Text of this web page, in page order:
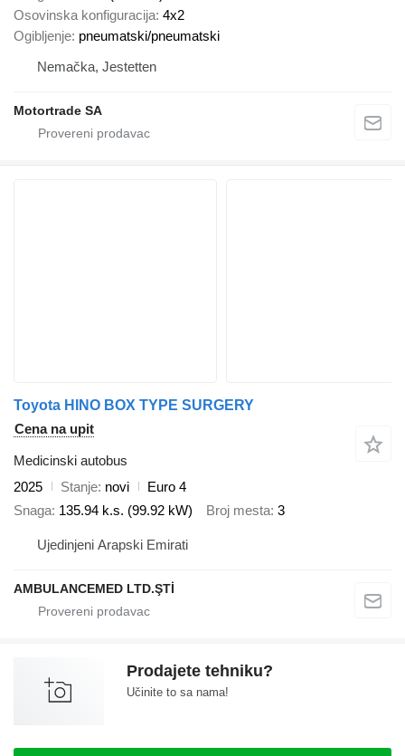
Osovinska konfiguracija 4x2
Ogibljenje pneumatski/pneumatski
Nemačka, Jestetten
Motortrade SA
Toyota HINO BOX TYPE SURGERY
Cena na upit
Medicinski autobus
2025
Stanje novi
Euro 4
Snaga 135.94 k.s. (99.92 kW) Broj mesta 3
Ujedinjeni Arapski Emirati
AMBULANCEMED LTD.ŞTİ
Prodajete tehniku?
Učinite to sa nama!